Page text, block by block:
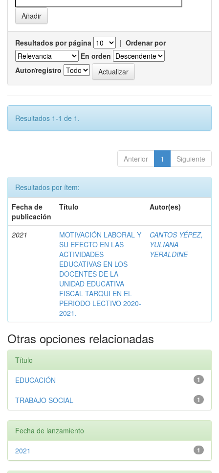
Resultados por página | Ordenar por
En orden
Autor/registro
Resultados 1-1 de 1.
Anterior 1 Siguiente
Resultados por ítem:
Fecha de
publicación
Título Autor(es)
2021
MOTIVACIÓN LABORAL Y
SU EFECTO EN LAS
ACTIVIDADES
EDUCATIVAS EN LOS
DOCENTES DE LA
UNIDAD EDUCATIVA
FISCAL TARQUI EN EL
PERIODO LECTIVO 2020-
2021.
CANTOS YÉPEZ,
YULIANA
YERALDINE
Otras opciones relacionadas
Título
1
EDUCACIÓN
1
TRABAJO SOCIAL
Fecha de lanzamiento
1
2021